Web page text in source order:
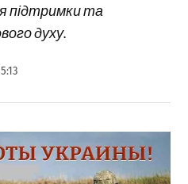
підтримки та
духу.